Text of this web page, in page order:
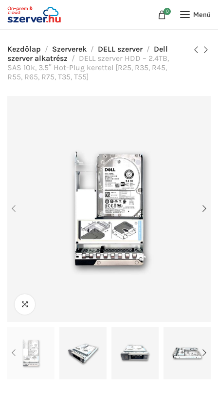
0 Menü
Kezdőlap Szerverek DELL szerver
Dell
szerver alkatrész
DELL szerver HDD – 2.4TB,
SAS 10k, 3.5″ Hot-Plug kerettel [R25, R35, R45,
R55, R65, R75, T35, T55]